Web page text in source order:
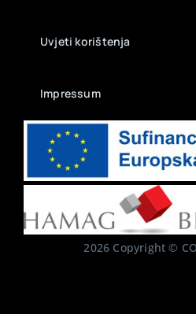
Uvjeti korištenja
Impressum
2026 Copyright ©